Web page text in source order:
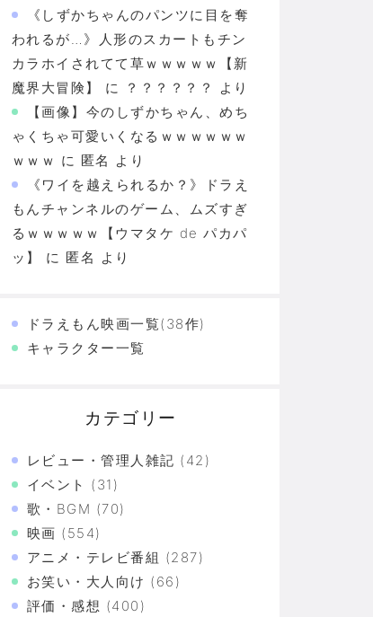
《しずかちゃんのパンツに目を奪
われるが…》人形のスカートもチン
カラホイされてて草ｗｗｗｗｗ【新
魔界大冒険】
に ？？？？？？
より
【画像】今のしずかちゃん、めち
ゃくちゃ可愛いくなるｗｗｗｗｗｗ
ｗｗｗ に 匿名 より
《ワイを越えられるか？》ドラえ
もんチャンネルのゲーム、ムズすぎ
るｗｗｗｗｗ【ウマタケ de パカパ
ッ】
に 匿名 より
ドラえもん映画一覧(38作)
キャラクター一覧
カテゴリー
レビュー・管理人雑記 (42)
イベント (31)
歌・BGM (70)
映画 (554)
アニメ・テレビ番組 (287)
お笑い・大人向け (66)
評価・感想 (400)